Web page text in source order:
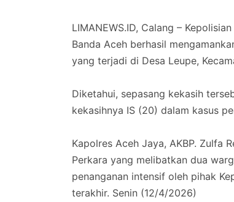
LIMANEWS.ID, Calang –
Banda Aceh berhasil
yang terjadi di Desa Leupe,
‎Diketahui, sepasang kekasih
kekasihnya IS (20) dalam kasus
‎Kapolres Aceh Jaya, AKBP. Zulfa
Perkara yang melibatkan dua
penanganan intensif oleh pihak
terakhir. Senin (12/4/2026)